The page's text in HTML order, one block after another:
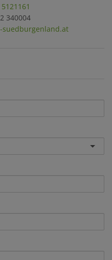
340004